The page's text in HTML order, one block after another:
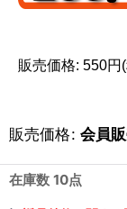
販売価格: 550円
販売価格: 会員
在庫数 10点